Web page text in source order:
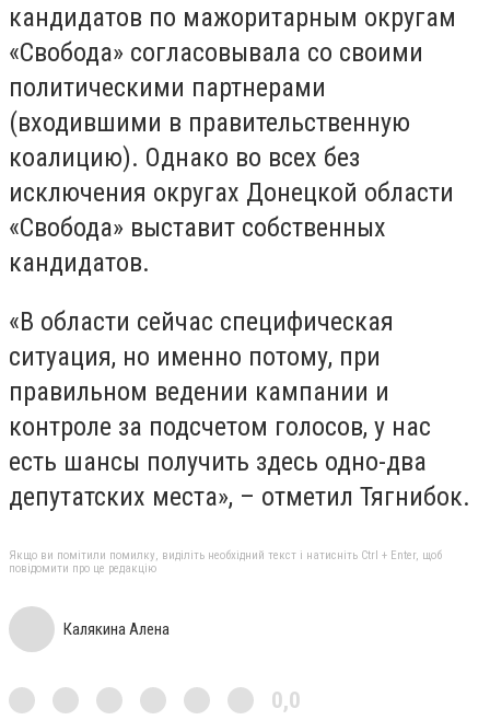
кандидатов по мажоритарным округам
«Свобода» согласовывала со своими
политическими партнерами
(входившими в правительственную
коалицию). Однако во всех без
исключения округах Донецкой области
«Свобода» выставит собственных
кандидатов.
«В области сейчас специфическая
ситуация, но именно потому, при
правильном ведении кампании и
контроле за подсчетом голосов, у нас
есть шансы получить здесь одно-два
депутатских места», – отметил Тягнибок.
Якщо ви помітили помилку, виділіть необхідний текст і натисніть Ctrl + Enter, щоб
повідомити про це редакцію
Калякина Алена
0,0